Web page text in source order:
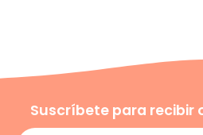
Suscríbete para recibir